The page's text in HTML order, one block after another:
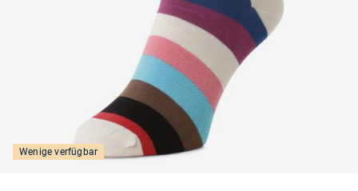
Wenige verfügbar